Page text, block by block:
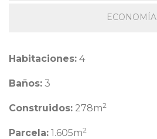
ECONOMÍA
Habitaciones: 4
Baños: 3
Construidos: 278m2
Parcela: 1.605m2